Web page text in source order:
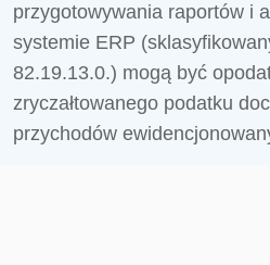
przygotowywania raportów i
systemie ERP
82.19.13.0.) mogą być
zryczałtowanego podatku
przychodów